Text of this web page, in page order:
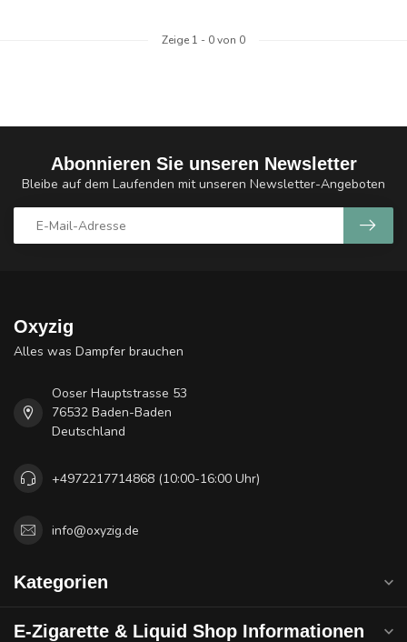
Zeige 1 - 0von 0
Abonnieren Sie unseren Newsletter
Bleibe auf dem Laufenden mit unseren Newsletter-Angeboten
Oxyzig
Alles was Dampfer brauchen
Ooser Hauptstrasse 53
76532 Baden-Baden
Deutschland
+4972217714868 (10:00-16:00 Uhr)
info@oxyzig.de
Kategorien
E-Zigarette & Liquid Shop Informationen